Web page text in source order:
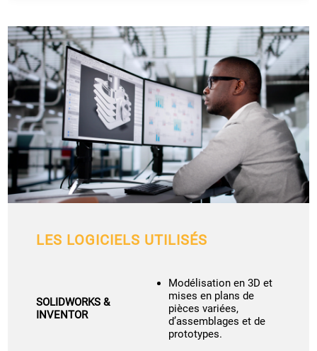
LES LOGICIELS UTILISÉS
SOLIDWORKS &
INVENTOR
Modélisation en 3D et
mises en plans de
pièces variées,
d’assemblages et de
prototypes.